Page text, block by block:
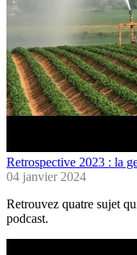
Retrospective 2023 : la
04 janvier 2024
Retrouvez quatre sujet
podcast.